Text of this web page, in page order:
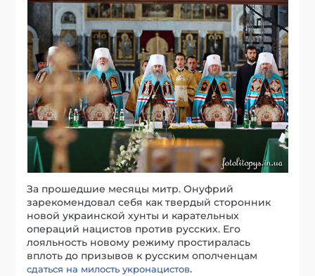
За прошедшие месяцы митр. Онуфрий
зарекомендовал себя как твердый сторонник
новой украинской хунты и карательных
операций нацистов против русских. Его
лояльность новому режиму простиралась
вплоть до призывов к русским ополченцам
сдаться на милость укронацистов.